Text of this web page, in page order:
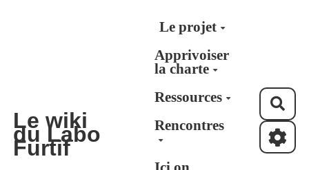
Aller au contenu principal
Le wiki
du Labo
Furtif
Le projet
Apprivoiser
la charte
Ressources
Rencontres